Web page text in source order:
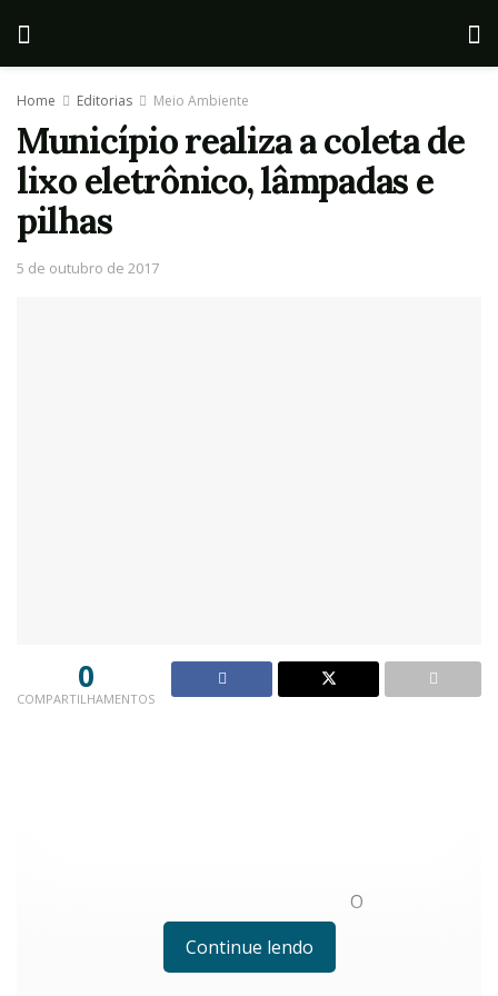
Home Editorias Meio Ambiente
Município realiza a coleta de
lixo eletrônico, lâmpadas e
pilhas
5 de outubro de 2017
0
COMPARTILHAMENTOS
O
Continue lendo